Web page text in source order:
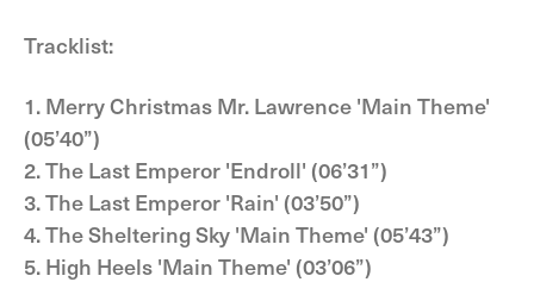
Tracklist:
1. Merry Christmas Mr. Lawrence 'Main Theme'
(05’40”)
2. The Last Emperor 'Endroll' (06’31”)
3. The Last Emperor 'Rain' (03’50”)
4. The Sheltering Sky 'Main Theme' (05’43”)
5. High Heels 'Main Theme' (03’06”)